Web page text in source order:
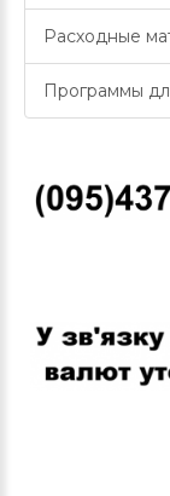
Расходные
Программы